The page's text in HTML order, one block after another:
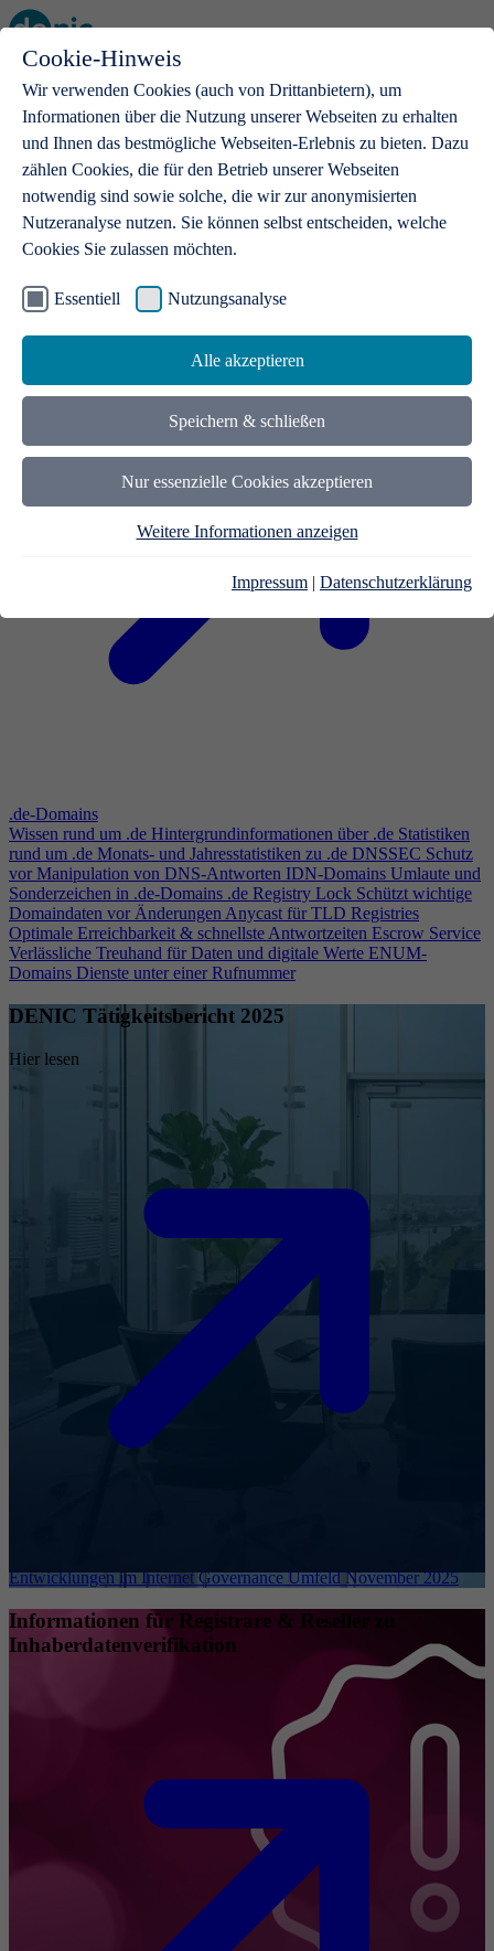
Cookie-Hinweis
Wir verwenden Cookies (auch von Drittanbietern), um
Informationen über die Nutzung unserer Webseiten zu erhalten
und Ihnen das bestmögliche Webseiten-Erlebnis zu bieten. Dazu
zählen Cookies, die für den Betrieb unserer Webseiten
notwendig sind sowie solche, die wir zur anonymisierten
Nutzeranalyse nutzen. Sie können selbst entscheiden, welche
Cookies Sie zulassen möchten.
Essentiell Nutzungsanalyse
Alle akzeptieren
Speichern & schließen
Nur essenzielle Cookies akzeptieren
Weitere Informationen anzeigen
Impressum | Datenschutzerklärung
Open main menu
.de-Domains
Mit einer .de-Domain erhalten Ideen eine Bühne
.de-Domains
Wissen rund um .de Hintergrundinformationen über .de Statistiken
rund um .de Monats- und Jahresstatistiken zu .de DNSSEC Schutz
vor Manipulation von DNS-Antworten IDN-Domains Umlaute und
Sonderzeichen in .de-Domains .de Registry Lock Schützt wichtige
Domaindaten vor ÄnderungenAnycast für TLD Registries
Optimale Erreichbarkeit & schnellste Antwortzeiten Escrow Service
Verlässliche Treuhand für Daten und digitale Werte ENUM-
Domains Dienste unter einer Rufnummer
DENIC Tätigkeitsbericht 2025
Hier lesen
Entwicklungen im Internet Governance Umfeld November 2025
Informationen für Registrare & Reseller zu
Inhaberdatenverifikation